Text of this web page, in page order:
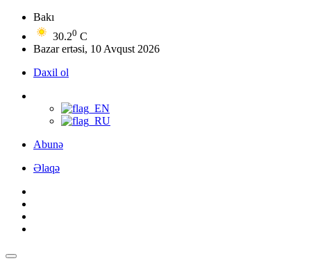
Bakı
30.20 C
Bazar ertəsi, 10 Avqust 2026
Daxil ol
Abunə
Əlaqə